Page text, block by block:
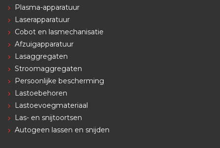
Plasma-apparatuur
Laserapparatuur
Cobot en lasmechanisatie
Afzuigapparatuur
Lasaggregaten
Stroomaggregaten
Persoonlijke bescherming
Lastoebehoren
Lastoevoegmateriaal
Las- en snijtoortsen
Autogeen lassen en snijden